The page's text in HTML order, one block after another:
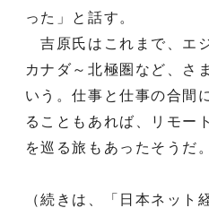
った」と話す。
吉原氏はこれまで、エ
カナダ～北極圏など、さ
いう。仕事と仕事の合間
ることもあれば、リモー
を巡る旅もあったそうだ。
（続きは、「日本ネット